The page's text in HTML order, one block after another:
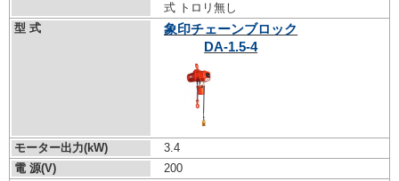
式 トロリ無し
型 式
象印チェーンブロック
DA-1.5-4
モーター出力(kW)
3.4
電 源(V)
200